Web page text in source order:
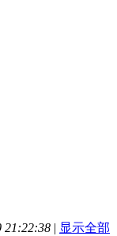
21:22:38 | 显示全部